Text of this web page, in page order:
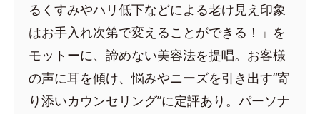
るくすみやハリ低下などによる老け見え印象
はお手入れ次第で変えることができる！」を
モットーに、諦めない美容法を提唱。お客様
の声に耳を傾け、悩みやニーズを引き出す“寄
り添いカウンセリング”に定評あり。パーソナ